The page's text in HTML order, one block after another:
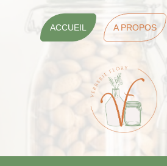
ACCUEIL A PROPOS